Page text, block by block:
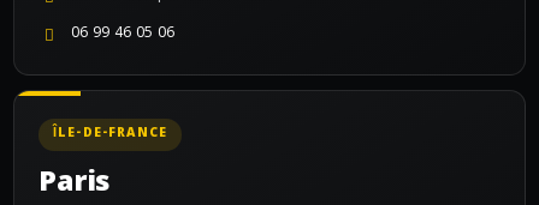
06 99 46 05 06
ÎLE-DE-FRANCE
Paris